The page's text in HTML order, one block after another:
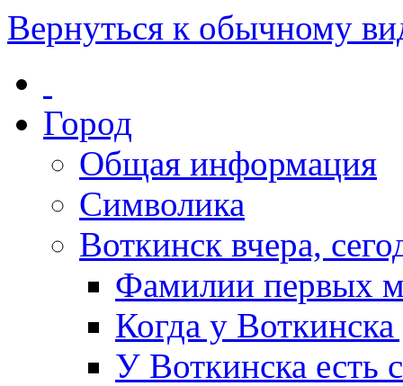
Вернуться к обычному
Город
Общая информация
Символика
Воткинск вчера,
Фамилии первых
Когда у
У Воткинска есть